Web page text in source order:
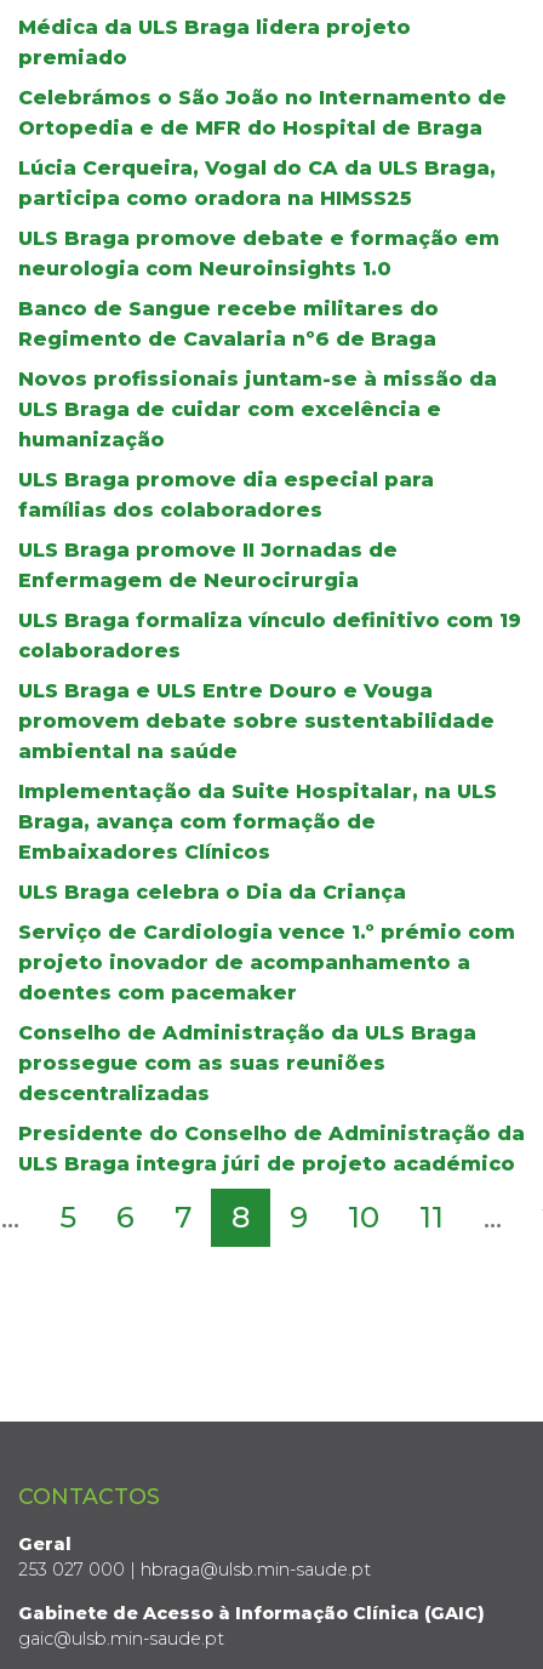
Médica da ULS Braga lidera projeto
premiado
Celebrámos o São João no Internamento de
Ortopedia e de MFR do Hospital de Braga
Lúcia Cerqueira, Vogal do CA da ULS Braga,
participa como oradora na HIMSS25
ULS Braga promove debate e formação em
neurologia com Neuroinsights 1.0
Banco de Sangue recebe militares do
Regimento de Cavalaria nº6 de Braga
Novos profissionais juntam-se à missão da
ULS Braga de cuidar com excelência e
humanização
ULS Braga promove dia especial para
famílias dos colaboradores
ULS Braga promove II Jornadas de
Enfermagem de Neurocirurgia
ULS Braga formaliza vínculo definitivo com 19
colaboradores
ULS Braga e ULS Entre Douro e Vouga
promovem debate sobre sustentabilidade
ambiental na saúde
Implementação da Suite Hospitalar, na ULS
Braga, avança com formação de
Embaixadores Clínicos
ULS Braga celebra o Dia da Criança
Serviço de Cardiologia vence 1.º prémio com
projeto inovador de acompanhamento a
doentes com pacemaker
Conselho de Administração da ULS Braga
prossegue com as suas reuniões
descentralizadas
Presidente do Conselho de Administração da
ULS Braga integra júri de projeto académico
... 5 6 7 8 9 10 11 ...
CONTACTOS
Geral
253 027 000 | hbraga@ulsb.min-saude.pt
Gabinete de Acesso à Informação Clínica (GAIC)
gaic@ulsb.min-saude.pt